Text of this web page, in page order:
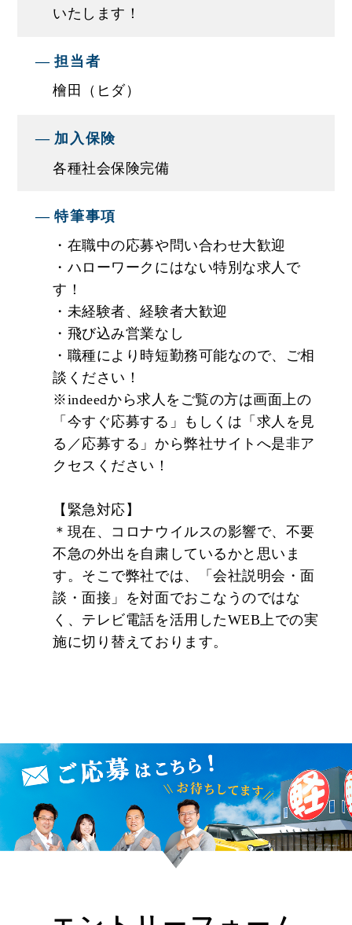
■モデル年収例
年収330万円／22歳 ／未経験
年収400万円／25歳 ／経験3年
※内定後は試験雇用期間内で複数の面談と評価フ
ィードバックを通じて給与を確定致します。ご希
■入社後のサポートについて
★作業の手順､整備士としての注意点や心構えなど
を､先輩の整備士たちが一つひとつ丁寧に教えてい
きます！
資格はいりません。知識・経験よりも｢好きな車に
携わりたい｣｢地元で長く働きたい」という気持ち
があれば大丈夫です！
★業務のこと､資格取得のことでわからないことな
どがあれば､遠慮なく周りの先輩たちに質問してく
ていきます。
★年収アップを目指しましょう！
国産車から輸入車まで、さらには電気自動車やハ
イブリッドカーなど様々な車種に携われるので最
新技術が学べて、正確な技術力を持った整備士に
なることができます。
いたします！
担当者
檜田（ヒダ）
加入保険
各種社会保険完備
特筆事項
・在職中の応募や問い合わせ大歓迎
・ハローワークにはない特別な求人で
す！
・未経験者、経験者大歓迎
・飛び込み営業なし
・職種により時短勤務可能なので、ご相
談ください！
※indeedから求人をご覧の方は画面上の
「今すぐ応募する」もしくは「求人を見
る／応募する」から弊社サイトへ是非ア
クセスください！
【緊急対応】
＊現在、コロナウイルスの影響で、不要
不急の外出を自粛しているかと思いま
す。そこで弊社では、「会社説明会・面
談・面接」を対面でおこなうのではな
く、テレビ電話を活用したWEB上での実
施に切り替えております。